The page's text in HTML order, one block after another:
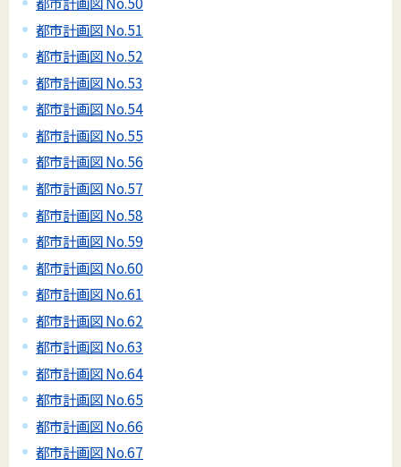
都市計画図 No.51
都市計画図 No.52
都市計画図 No.53
都市計画図 No.54
都市計画図 No.55
都市計画図 No.56
都市計画図 No.57
都市計画図 No.58
都市計画図 No.59
都市計画図 No.60
都市計画図 No.61
都市計画図 No.62
都市計画図 No.63
都市計画図 No.64
都市計画図 No.65
都市計画図 No.66
都市計画図 No.67